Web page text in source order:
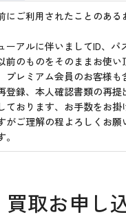
にご利用されたことのある
ーアルに伴いましてID、パ
前のものをそのままお使い
プレミアム会員のお客様も
登録、本人確認書類の再提
ております、お手数をお掛
がご理解の程よろしくお願
買取お申し